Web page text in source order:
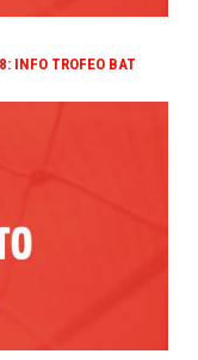
INFO TROFEO BAT